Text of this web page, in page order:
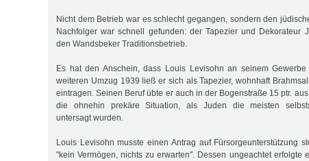
Nicht dem Betrieb war es schlecht gegangen, sondern den
Nachfolger war schnell gefunden: der Tapezier und Dekorateur
den Wandsbeker Traditionsbetrieb.
Es hat den Anschein, dass Louis Levisohn an seinem
weiteren Umzug 1939 ließ er sich als Tapezier, wohnhaft
eintragen. Seinen Beruf übte er auch in der Bogenstraße 15 ptr.
die ohnehin prekäre Situation, als Juden die meisten
untersagt wurden.
Louis Levisohn musste einen Antrag auf Fürsorgeunterstützung
"kein Vermögen, nichts zu erwarten". Dessen ungeachtet erfolgte